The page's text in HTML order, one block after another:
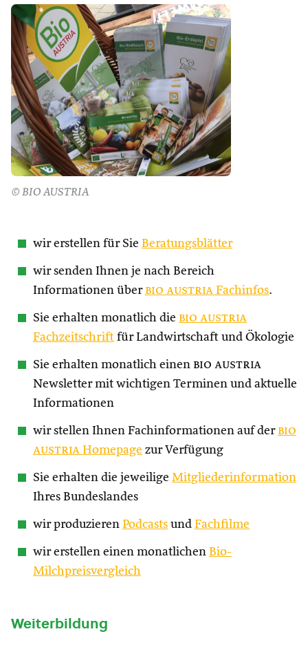
© BIO AUSTRIA
wir erstellen für Sie Beratungsblätter
wir senden Ihnen je nach Bereich
Informationen über bio austria Fachinfos.
Sie erhalten monatlich die bio austria
Fachzeitschrift für Landwirtschaft und Ökologie
Sie erhalten monatlich einen bio austria
Newsletter mit wichtigen Terminen und aktuelle
Informationen
wir stellen Ihnen Fachinformationen auf der bio
austria Homepage zur Verfügung
Sie erhalten die jeweilige Mitgliederinformation
Ihres Bundeslandes
wir produzieren Podcasts und Fachfilme
wir erstellen einen monatlichen Bio-
Milchpreisvergleich
Weiterbildung